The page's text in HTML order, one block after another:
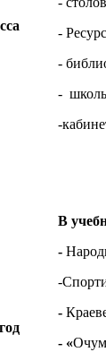
-
-
-
-
В
-
-
-
- «